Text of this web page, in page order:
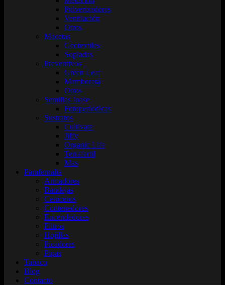
Pulverizadores
Ventilación
Otros
Macetas
Geotextiles
Sopladas
Preventivos
Green Leaf
Mamboretá
Otros
Semillas Inase
Fotoperiodicas
Sustratos
Cultivate
Jiffy
Organic Life
Terrafertil
Mas
Parafernalia
Armadores
Bandejas
Ceniceros
Contenedores
Encendedores
Filtros
Hojillas
Picadores
Pipas
Tabaco
Blog
Contacto